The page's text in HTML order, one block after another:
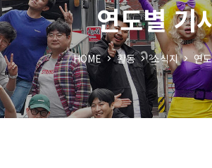
연도별 기
HOME 활동 소식지 연